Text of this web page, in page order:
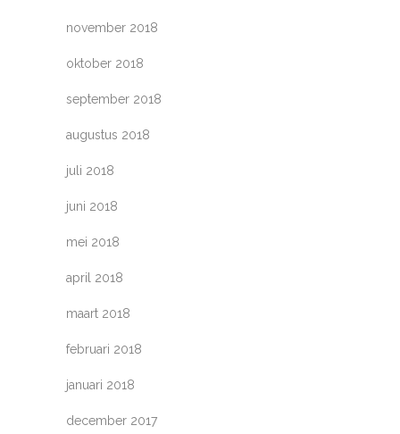
november 2018
oktober 2018
september 2018
augustus 2018
juli 2018
juni 2018
mei 2018
april 2018
maart 2018
februari 2018
januari 2018
december 2017